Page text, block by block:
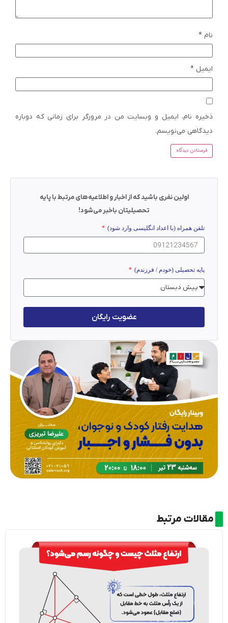
نام *
ایمیل *
ذخیره نام، ایمیل و وبسایت من در مرورگر برای زمانی که دوباره
دیدگاهی می‌نویسم.
اولین نفری باشید که از اخبار و اطلاعیه‌های مرتبط با پایه
تحصیلیتان باخبر می‌شود!
تلفن همراه (با اعداد انگلیسی وارد شود)
پایه تحصیلی (خودم / فرزندم)
عضویت رایگان
مقالات مرتبط